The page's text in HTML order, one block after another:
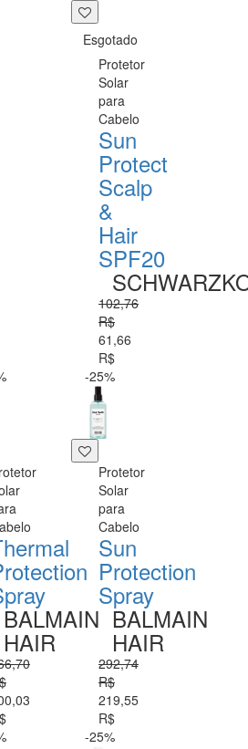
Esgotado
Protetor
Solar
para
Cabelo
Sun
Protect
Scalp
&
Hair
SPF20
102,76
R$
61,66
R$
BALMAIN
HAIR
-25%
Protetor
Solar
para
Cabelo
Sun
Protection
Spray
BALMAIN
HAIR
292,74
R$
219,55
R$
-25%